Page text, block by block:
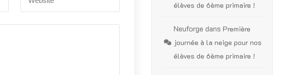
élèves de 6ème primaire !
Neuforge dansPremière
journée à la neige pour nos
élèves de 6ème primaire !